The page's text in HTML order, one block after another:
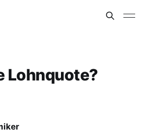
Lohnquote?